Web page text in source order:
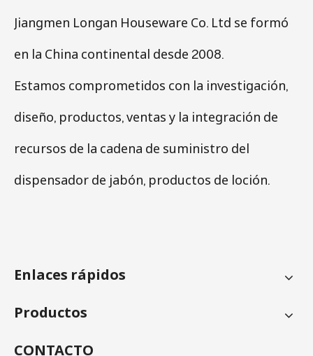
Jiangmen Longan Houseware Co. Ltd se formó
en la China continental desde 2008.
Estamos comprometidos con la investigación,
diseño, productos, ventas y la integración de
recursos de la cadena de suministro del
dispensador de jabón, productos de loción.
Enlaces rápidos
Productos
CONTACTO